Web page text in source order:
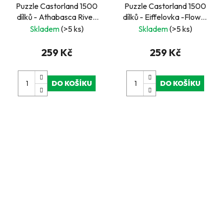
Puzzle Castorland 1500
dílků - Athabasca River,
Jasper National Park,
Skladem(>5 ks)
259 Kč
DO KOŠÍKU
Puzzle Castorland 1500
dílků - Eiffelovka -Flower
shop
Skladem(>5 ks)
259 Kč
DO KOŠÍKU